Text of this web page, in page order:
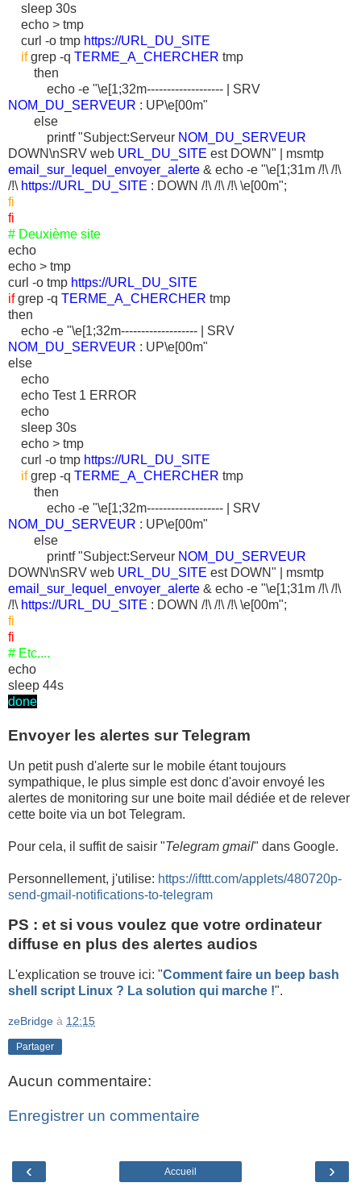
sleep 30s
echo > tmp
curl -o tmp https://URL_DU_SITE
ifgrep -q TERME_A_CHERCHER tmp
then
echo -e "\e[1;32m------------------- | SRV
NOM_DU_SERVEUR : UP\e[00m"
else
printf "Subject:Serveur NOM_DU_SERVEUR
DOWN\nSRV web URL_DU_SITE est DOWN" | msmtp
email_sur_lequel_envoyer_alerte & echo -e "\e[1;31m /!\ /!\
/!\ https://URL_DU_SITE : DOWN /!\ /!\ /!\ \e[00m";
fi
fi
# Deuxième site
echo
echo > tmp
curl -o tmp https://URL_DU_SITE
ifgrep -q TERME_A_CHERCHER tmp
then
echo -e "\e[1;32m------------------- | SRV
NOM_DU_SERVEUR : UP\e[00m"
else
echo
echo Test 1 ERROR
echo
sleep 30s
echo > tmp
curl -o tmp https://URL_DU_SITE
ifgrep -q TERME_A_CHERCHER tmp
then
echo -e "\e[1;32m------------------- | SRV
NOM_DU_SERVEUR : UP\e[00m"
else
printf "Subject:Serveur NOM_DU_SERVEUR
DOWN\nSRV web URL_DU_SITE est DOWN" | msmtp
email_sur_lequel_envoyer_alerte & echo -e "\e[1;31m /!\ /!\
/!\ https://URL_DU_SITE : DOWN /!\ /!\ /!\ \e[00m";
fi
fi
# Etc....
echo
sleep 44s
done
Envoyer les alertes sur Telegram
Un petit push d'alerte sur le mobile étant toujours
sympathique, le plus simple est donc d'avoir envoyé les
alertes de monitoring sur une boite mail dédiée et de relever
cette boite via un bot Telegram.
Pour cela, il suffit de saisir "Telegram gmail" dans Google.
Personnellement, j'utilise: https://ifttt.com/applets/480720p-
send-gmail-notifications-to-telegram
PS : et si vous voulez que votre ordinateur
diffuse en plus des alertes audios
L'explication se trouve ici: "Comment faire un beep bash
shell script Linux ? La solution qui marche !".
zeBridge à 12:15
Partager
Aucun commentaire:
Enregistrer un commentaire
‹ ›
Accueil